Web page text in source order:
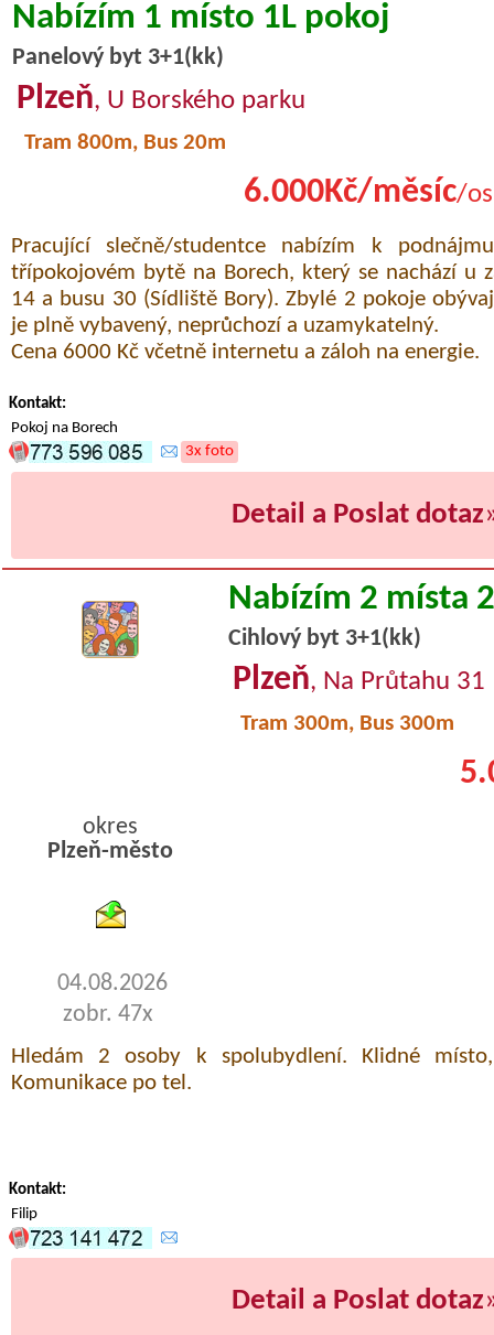
Nabízím 1 místo 1L pokoj
Panelový byt 3+1(kk)
Plzeň, U Borského parku
Tram 800m, Bus 20m
6.000Kč/měsíc/
Pracující slečně/studentce nabízím k
třípokojovém bytě na Borech, který se nachází u
14 a busu 30 (Sídliště Bory). Zbylé 2 pokoje
je plně vybavený, neprůchozí a uzamykatelný.
Cena 6000 Kč včetně internetu a záloh na energie.
Kontakt:
Pokoj na Borech
3x foto
Detail a Poslat dotaz
Nabízím 2 místa
Cihlový byt 3+1(kk)
Plzeň, Na Průtahu 31
Tram 300m, Bus 300m
okres
Plzeň-město
04.08.2026
zobr. 47x
Hledám 2 osoby k spolubydlení. Klidné
Komunikace po tel.
Kontakt:
Filip
Detail a Poslat dotaz